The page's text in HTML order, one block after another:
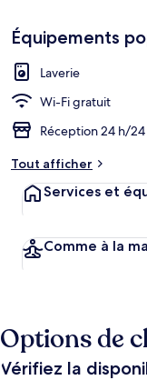
Équipements
Laverie
Wi-Fi gratuit
Réception 24 h/24
Tout afficher
Services et
Comme à la
Options de
Vérifiez la